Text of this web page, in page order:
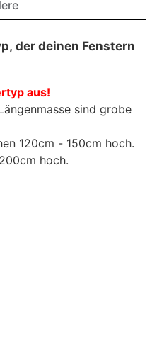
der deinen Fenstern
aus!
sind grobe
120cm - 150cm hoch.
hoch.